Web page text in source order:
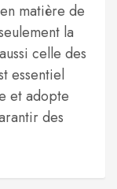
matière de
la
celle des
essentiel
et adopte
des